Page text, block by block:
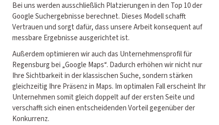
Bei uns werden ausschließlich Platzierungen in den Top 10 der
Google Suchergebnisse berechnet. Dieses Modell schafft
Vertrauen und sorgt dafür, dass unsere Arbeit konsequent auf
messbare Ergebnisse ausgerichtet ist.
Außerdem optimieren wir auch das Unternehmensprofil für
Regensburg bei „Google Maps“. Dadurch erhöhen wir nicht nur
Ihre Sichtbarkeit in der klassischen Suche, sondern stärken
gleichzeitig Ihre Präsenz in Maps. Im optimalen Fall erscheint Ihr
Unternehmen somit gleich doppelt auf der ersten Seite und
verschafft sich einen entscheidenden Vorteil gegenüber der
Konkurrenz.